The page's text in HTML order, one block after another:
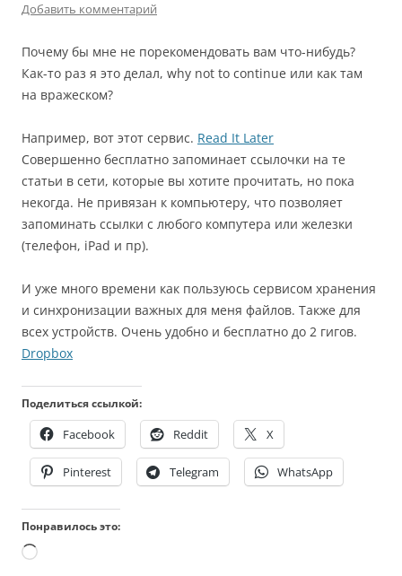
Добавить комментарий
Почему бы мне не порекомендовать вам что-нибудь?
Как-то раз я это делал, why not to continue или как там
на вражеском?
Например, вот этот сервис. Read It Later
Совершенно бесплатно запоминает ссылочки на те
статьи в сети, которые вы хотите прочитать, но пока
некогда. Не привязан к компьютеру, что позволяет
запоминать ссылки с любого компутера или железки
(телефон, iPad и пр).
И уже много времени как пользуюсь сервисом хранения
и синхронизации важных для меня файлов. Также для
всех устройств. Очень удобно и бесплатно до 2 гигов.
Dropbox
Поделиться ссылкой:
Facebook Reddit X
Pinterest Telegram WhatsApp
Понравилось это:
Загрузка…